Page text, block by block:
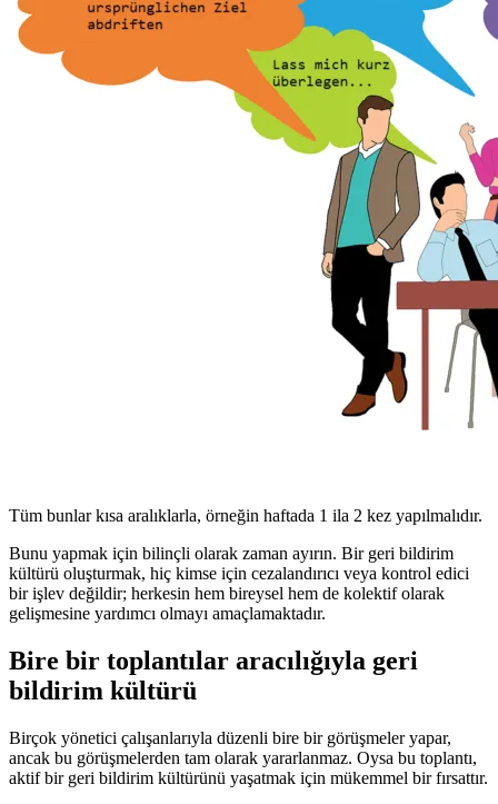
Tüm bunlar kısa aralıklarla, örneğin haftada 1 ila 2 kez yapılmalıdır.
Bunu yapmak için bilinçli olarak zaman ayırın. Bir geri bildirim
kültürü oluşturmak, hiç kimse için cezalandırıcı veya kontrol edici
bir işlev değildir; herkesin hem bireysel hem de kolektif olarak
gelişmesine yardımcı olmayı amaçlamaktadır.
Bire bir toplantılar aracılığıyla geri
bildirim kültürü
Birçok yönetici çalışanlarıyla düzenli bire bir görüşmeler yapar,
ancak bu görüşmelerden tam olarak yararlanmaz. Oysa bu toplantı,
aktif bir geri bildirim kültürünü yaşatmak için mükemmel bir fırsattır.